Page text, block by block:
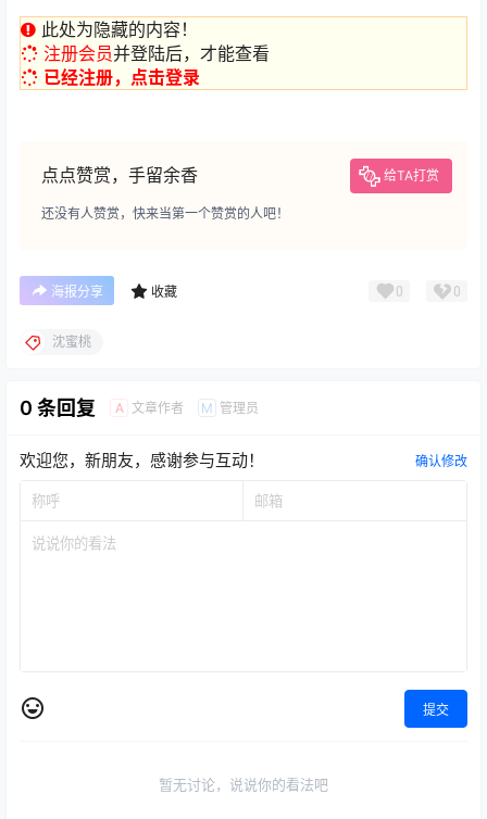
此处为隐藏的内容！
注册会员并登陆后，才能查看
已经注册，点击登录
点点赞赏，手留余香 给TA打赏
还没有人赞赏，快来当第一个赞赏的人吧！
海报分享 收藏 0 0
沈蜜桃
0 条回复 A 文章作者 M 管理员
欢迎您，新朋友，感谢参与互动！ 确认修改
提交
暂无讨论，说说你的看法吧